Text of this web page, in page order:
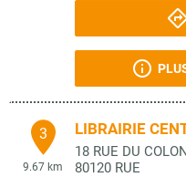
3
9.67 km
LIBRAIRIE
18 RUE DU
80120 RUE